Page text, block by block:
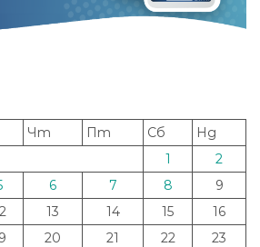
Чт Пт Сб
Нд
1
2
6 7 8
9
13 14 15
16
20 21 22
23